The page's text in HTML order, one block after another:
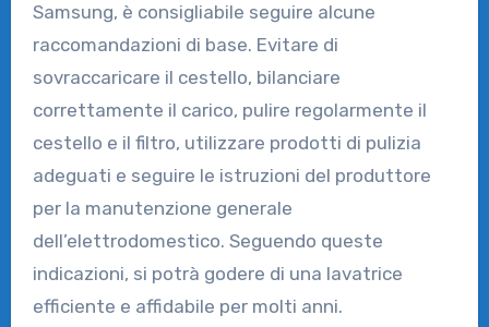
Samsung, è consigliabile seguire alcune
raccomandazioni di base. Evitare di
sovraccaricare il cestello, bilanciare
correttamente il carico, pulire regolarmente il
cestello e il filtro, utilizzare prodotti di pulizia
adeguati e seguire le istruzioni del produttore
per la manutenzione generale
dell’elettrodomestico. Seguendo queste
indicazioni, si potrà godere di una lavatrice
efficiente e affidabile per molti anni.